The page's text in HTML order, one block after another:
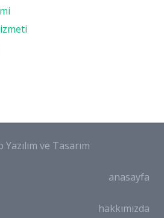
ve Tasarım
anasayfa
hakkımızda